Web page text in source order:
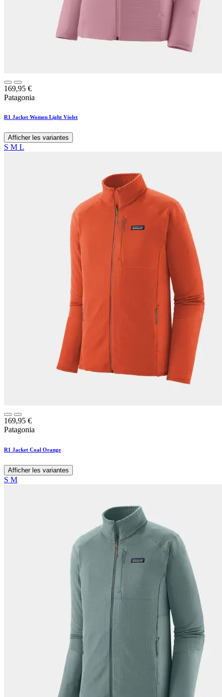
169,95 €
Patagonia
R1 Jacket Women Light Violet
Afficher les variantes
S M L
169,95 €
Patagonia
R1 Jacket Coal Orange
Afficher les variantes
S M